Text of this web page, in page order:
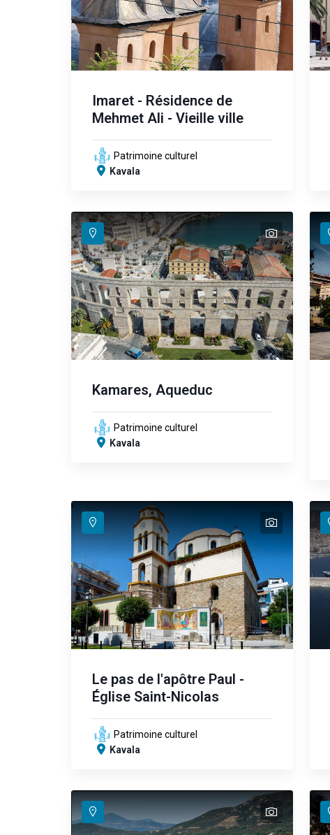
Imaret - Résidence de
Mehmet Ali - Vieille ville
Patrimoine culturel
Kavala
text
Kamares, Aqueduc
Patrimoine culturel
Kavala
text
Le pas de l'apôtre Paul -
Église Saint-Nicolas
Patrimoine culturel
Kavala
text